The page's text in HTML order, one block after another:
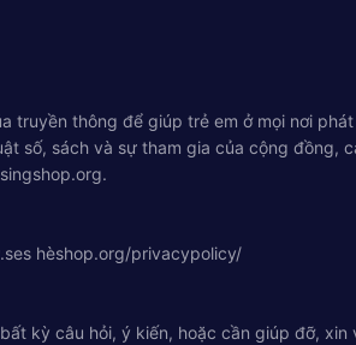
truyền thông để giúp trẻ em ở mọi nơi
số, sách và sự tham gia của cộng
hèshop.org/privacypolicy/
kỳ câu hỏi, ý kiến, hoặc cần giúp đỡ, xin